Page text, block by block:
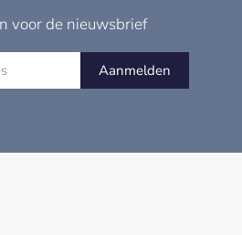
voor de nieuwsbrief
Aanmelden